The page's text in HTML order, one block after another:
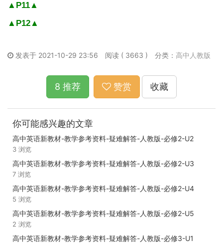
▲P11▲
▲P12▲
发表于 2021-10-29 23:56 阅读 ( 3663 ) 分类： 高中人教版
8 推荐 赞赏 收藏
你可能感兴趣的文章
高中英语新教材-教学参考资料-疑难解答-人教版-必修2-U2
3 浏览
高中英语新教材-教学参考资料-疑难解答-人教版-必修2-U3
7 浏览
高中英语新教材-教学参考资料-疑难解答-人教版-必修2-U4
5 浏览
高中英语新教材-教学参考资料-疑难解答-人教版-必修2-U5
2 浏览
高中英语新教材-教学参考资料-疑难解答-人教版-必修3-U1